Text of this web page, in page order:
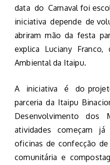
data do Carnaval foi
iniciativa depende de
abriram mão da festa
explica Luciany
Ambiental da Itaipu.
A iniciativa é do
parceria da Itaipu
Desenvolvimento dos
atividades começam já
oficinas de confecção
comunitária e